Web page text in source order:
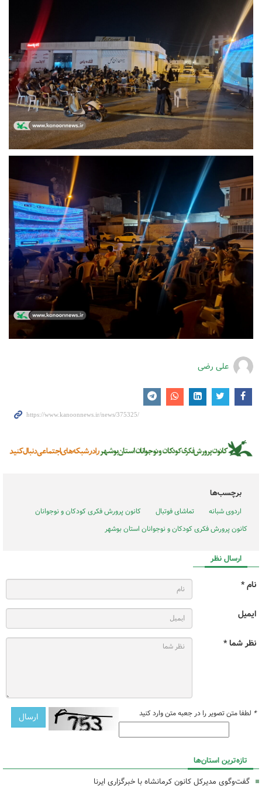
علی رضی
برچسب‌ها
اردوی شبانه تماشای فوتبال
کانون پرورش فکری کودکان و نوجوانان
کانون پرورش فکری کودکان و نوجوانان استان بوشهر
ارسال نظر
نام *
ایمیل
نظر شما *
* لطفا متن تصویر را در جعبه متن وارد کنید
تازه‌ترین استان‌ها
گفت‌وگوی مدیرکل کانون کرمانشاه با خبرگزاری ایرنا